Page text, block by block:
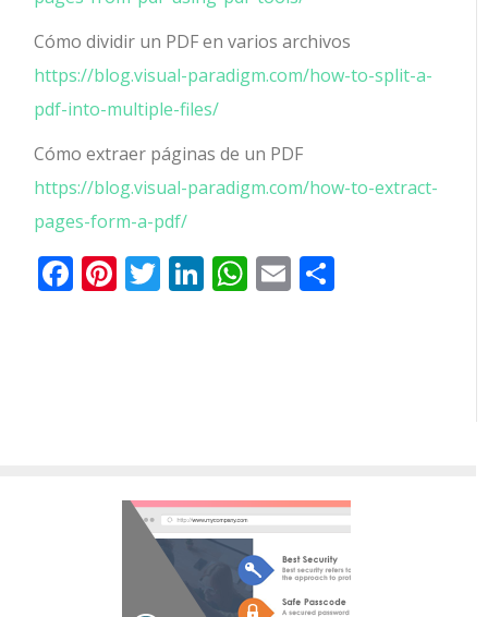
Cómo dividir un PDF en varios archivos
https://blog.visual-paradigm.com/how-to-split-a-
pdf-into-multiple-files/
Cómo extraer páginas de un PDF
https://blog.visual-paradigm.com/how-to-extract-
pages-form-a-pdf/
Facebook
Pinterest
Twitter
LinkedIn
WhatsApp
Email